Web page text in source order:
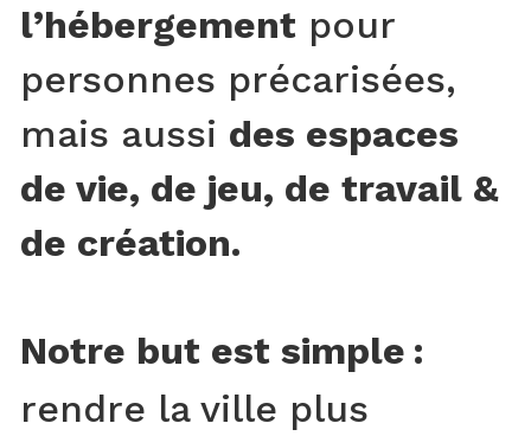
l’hébergement pour
personnes précarisées,
mais aussi des espaces
de vie, de jeu, de travail &
de création.
Notre but est simple :
rendre la ville plus